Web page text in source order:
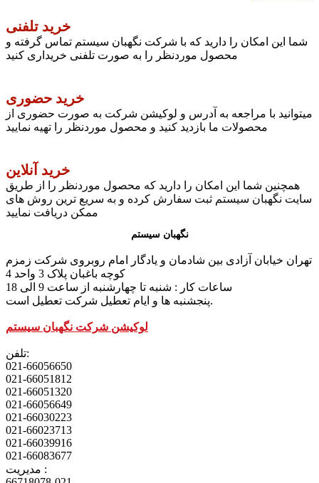
خرید تلفنی
شما این امکان را دارید که با شرکت نگهبان سیستم تماس گرفته و
محصول موردنظر را به صورت تلفنی خریداری کنید
خرید حضوری
میتوانید با مراجعه به آدرس و لوکیشن شرکت به صورت حضوری از
محصولات ما بازدید کنید و محصول موردنظر را تهیه نمایید
خرید آنلاین
همچنین شما این امکان را دارید که محصول موردنظر را از طریق
سایت نگهبان سیستم ثبت سفارش کرده و به سریع ترین روش های
ممکن دریافت نمایید
نگهبان سیستم
تهران خیابان آزادی بین شادمان و یادگار امام روبروی شرکت زمزم
کوچه باغبان پلاک 3 واحد 4
پنجشنبه ها و ایام تعطیل شرکت تعطیل است.
لوکیشن شرکت نگهبان سیستم
تلفن:
021-66056650
021-66051812
021-66051320
021-66056649
021-66030223
021-66023713
021-66039916
021-66083677
مدیریت :